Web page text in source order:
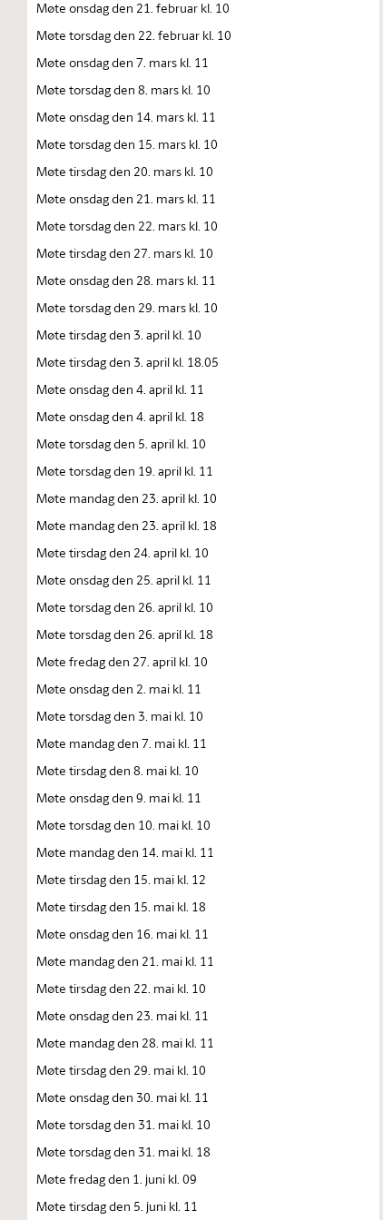
Møte onsdag den 21. februar kl. 10
Møte torsdag den 22. februar kl. 10
Møte onsdag den 7. mars kl. 11
Møte torsdag den 8. mars kl. 10
Møte onsdag den 14. mars kl. 11
Møte torsdag den 15. mars kl. 10
Møte tirsdag den 20. mars kl. 10
Møte onsdag den 21. mars kl. 11
Møte torsdag den 22. mars kl. 10
Møte tirsdag den 27. mars kl. 10
Møte onsdag den 28. mars kl. 11
Møte torsdag den 29. mars kl. 10
Møte tirsdag den 3. april kl. 10
Møte tirsdag den 3. april kl. 18.05
Møte onsdag den 4. april kl. 11
Møte onsdag den 4. april kl. 18
Møte torsdag den 5. april kl. 10
Møte torsdag den 19. april kl. 11
Møte mandag den 23. april kl. 10
Møte mandag den 23. april kl. 18
Møte tirsdag den 24. april kl. 10
Møte onsdag den 25. april kl. 11
Møte torsdag den 26. april kl. 10
Møte torsdag den 26. april kl. 18
Møte fredag den 27. april kl. 10
Møte onsdag den 2. mai kl. 11
Møte torsdag den 3. mai kl. 10
Møte mandag den 7. mai kl. 11
Møte tirsdag den 8. mai kl. 10
Møte onsdag den 9. mai kl. 11
Møte torsdag den 10. mai kl. 10
Møte mandag den 14. mai kl. 11
Møte tirsdag den 15. mai kl. 12
Møte tirsdag den 15. mai kl. 18
Møte onsdag den 16. mai kl. 11
Møte mandag den 21. mai kl. 11
Møte tirsdag den 22. mai kl. 10
Møte onsdag den 23. mai kl. 11
Møte mandag den 28. mai kl. 11
Møte tirsdag den 29. mai kl. 10
Møte onsdag den 30. mai kl. 11
Møte torsdag den 31. mai kl. 10
Møte torsdag den 31. mai kl. 18
Møte fredag den 1. juni kl. 09
Møte tirsdag den 5. juni kl. 11